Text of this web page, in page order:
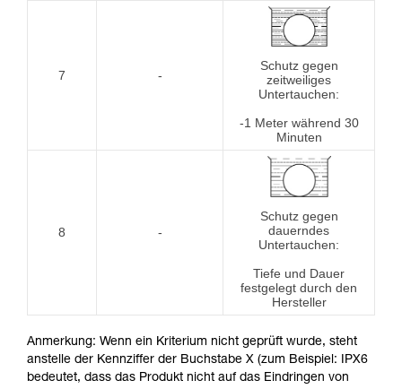
7 -
Schutz gegen
zeitweiliges
Untertauchen:
-1 Meter während 30
Minuten
8 -
Schutz gegen
dauerndes
Untertauchen:
Tiefe und Dauer
festgelegt durch den
Hersteller
Anmerkung: Wenn ein Kriterium nicht geprüft wurde, steht
anstelle der Kennziffer der Buchstabe X (zum Beispiel: IPX6
bedeutet, dass das Produkt nicht auf das Eindringen von